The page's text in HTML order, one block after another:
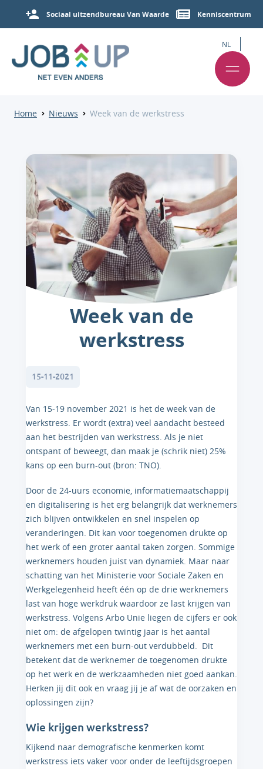
Sociaal uitzendbureau Van Waarde Kenniscentrum
NL
Home Nieuws Week van de werkstress
Week van de
werkstress
15-11-2021
Van 15-19 november 2021 is het de week van de
werkstress. Er wordt (extra) veel aandacht besteed
aan het bestrijden van werkstress. Als je niet
ontspant of beweegt, dan maak je (schrik niet) 25%
kans op een burn-out (bron: TNO).
Door de 24-uurs economie, informatiemaatschappij
en digitalisering is het erg belangrijk dat werknemers
zich blijven ontwikkelen en snel inspelen op
veranderingen. Dit kan voor toegenomen drukte op
het werk of een groter aantal taken zorgen. Sommige
werknemers houden juist van dynamiek. Maar naar
schatting van het Ministerie voor Sociale Zaken en
Werkgelegenheid heeft één op de drie werknemers
last van hoge werkdruk waardoor ze last krijgen van
werkstress. Volgens Arbo Unie liegen de cijfers er ook
niet om: de afgelopen twintig jaar is het aantal
werknemers met een burn-out verdubbeld. Dit
betekent dat de werknemer de toegenomen drukte
op het werk en de werkzaamheden niet goed aankan.
Herken jij dit ook en vraag jij je af wat de oorzaken en
oplossingen zijn?
Wie krijgen werkstress?
Kijkend naar demografische kenmerken komt
werkstress iets vaker voor onder de leeftijdsgroepen